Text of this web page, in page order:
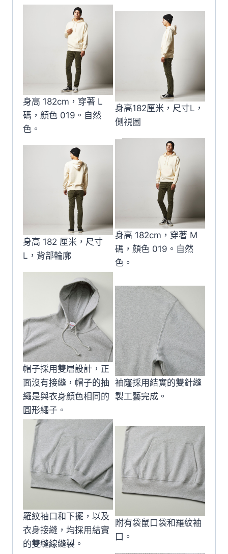
身高 182cm，穿著 L
碼，顏色 019。自然
色。
身高182厘米，尺寸L，
側視圖
身高 182 厘米，尺寸
L，背部輪廓
身高 182cm，穿著 M
碼，顏色 019。自然
色。
帽子採用雙層設計，正
面沒有接縫，帽子的抽
繩是與衣身顏色相同的
圓形繩子。
袖窿採用結實的雙針縫
製工藝完成。
羅紋袖口和下擺，以及
衣身接縫，均採用結實
的雙縫線縫製。
附有袋鼠口袋和羅紋袖
口。